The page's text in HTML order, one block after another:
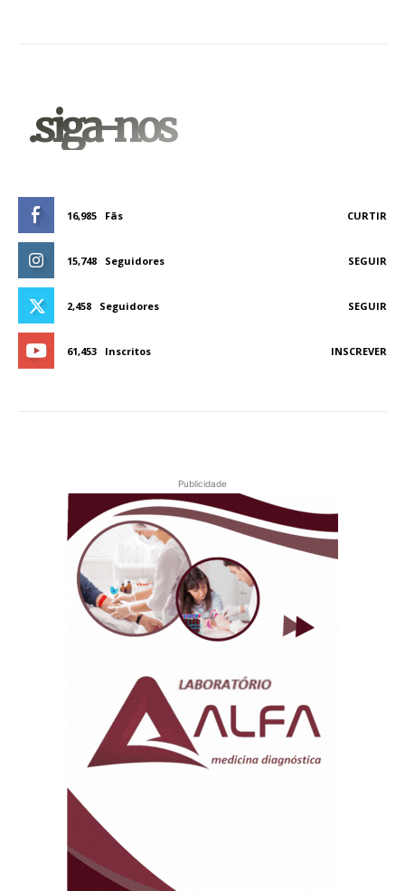
.siga-nos
16,985 Fãs CURTIR
15,748 Seguidores SEGUIR
2,458 Seguidores SEGUIR
61,453 Inscritos INSCREVER
Publicidade